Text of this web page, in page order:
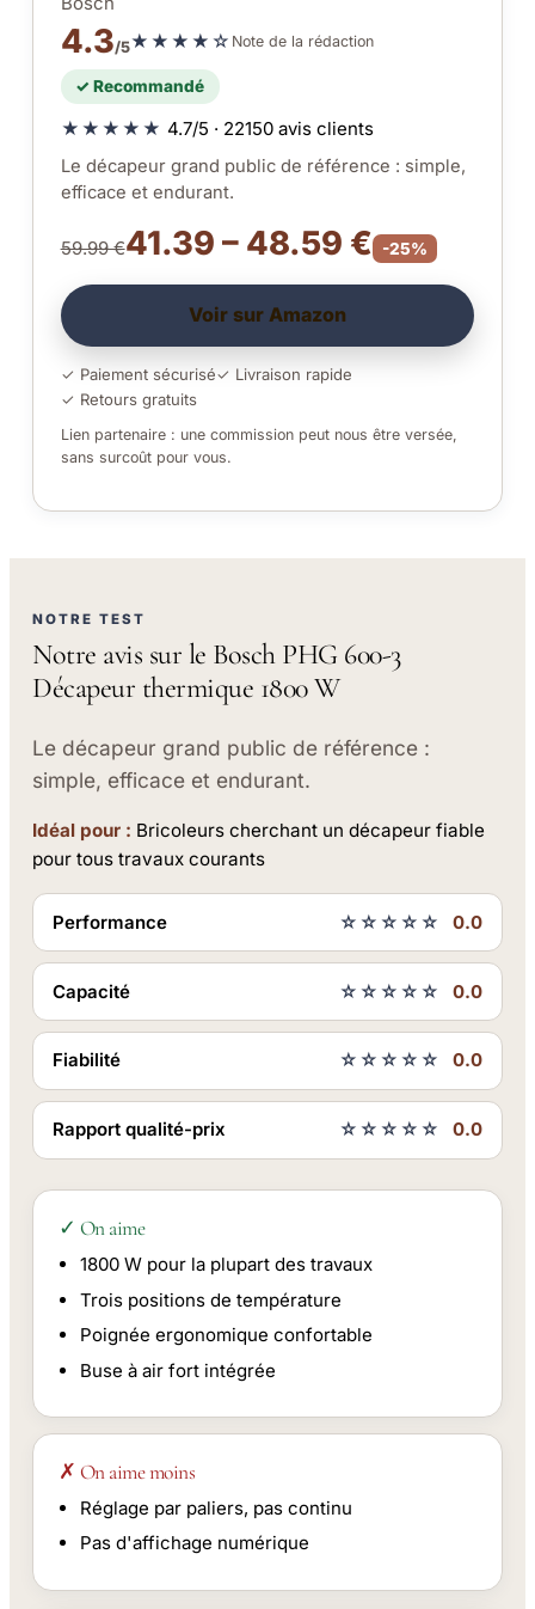
4.3/5★★★★☆ Note de la rédaction
✓ Recommandé
★★★★★ 4.7/5 · 22150 avis clients
Le décapeur grand public de référence : simple,
efficace et endurant.
59.99 €41.39 – 48.59 € -25%
Voir sur Amazon
✓ Paiement sécurisé✓ Livraison rapide
✓ Retours gratuits
Lien partenaire : une commission peut nous être versée,
sans surcoût pour vous.
NOTRE TEST
Notre avis sur le Bosch PHG 600-3
Décapeur thermique 1800 W
Le décapeur grand public de référence :
simple, efficace et endurant.
Idéal pour : Bricoleurs cherchant un décapeur fiable
pour tous travaux courants
Performance ☆☆☆☆☆ 0.0
Capacité ☆☆☆☆☆ 0.0
Fiabilité ☆☆☆☆☆ 0.0
Rapport qualité-prix ☆☆☆☆☆ 0.0
✓ On aime
1800 W pour la plupart des travaux
Trois positions de température
Poignée ergonomique confortable
Buse à air fort intégrée
✗ On aime moins
Réglage par paliers, pas continu
Pas d'affichage numérique